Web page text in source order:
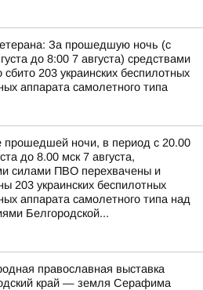
За прошедшую ночь (с
до 8:00 7 августа) средствами
203 украинских беспилотных
аппарата самолетного типа
прошедшей ночи, в период с 20.00
до 8.00 мск 7 августа,
силами ПВО перехвачены и
203 украинских беспилотных
аппарата самолетного типа над
Белгородской...
православная выставка
край — земля Серафима